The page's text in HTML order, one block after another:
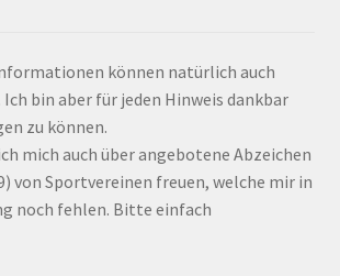
können natürlich auch
Ich bin aber für jeden Hinweis dankbar
zu können.
mich auch über angebotene Abzeichen
von Sportvereinen freuen, welche mir in
noch fehlen. Bitte einfach